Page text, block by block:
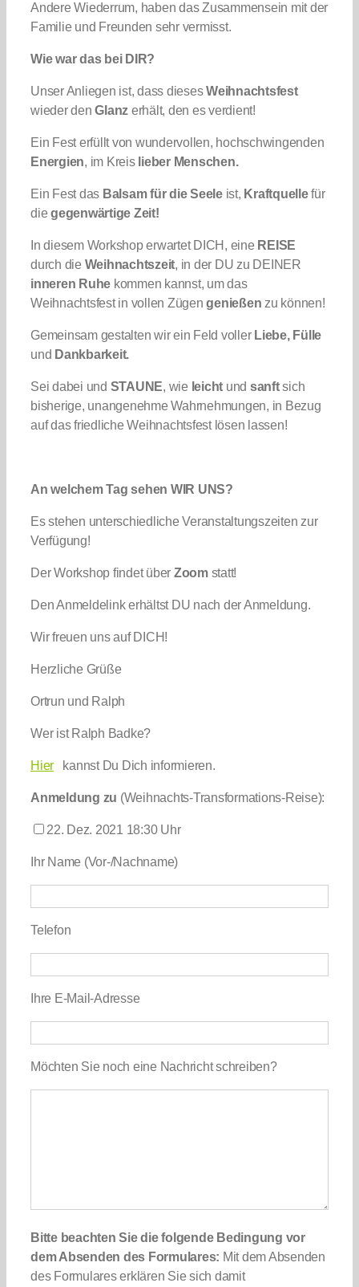
Andere Wiederrum, haben das Zusammensein mit der
Familie und Freunden sehr vermisst.
Wie war das bei DIR?
Unser Anliegen ist, dass diesesWeihnachtsfest
wieder denGlanz erhält, den es verdient!
Ein Fest erfüllt von wundervollen, hochschwingenden
Energien, im Kreis lieber Menschen.
Ein Fest das Balsam für die Seeleist, Kraftquellefür
die gegenwärtige Zeit!
In diesem Workshop erwartet DICH, eine REISE
durch die Weihnachtszeit, in der DU zu DEINER
inneren Ruhe kommen kannst, um das
Weihnachtsfest in vollen Zügengenießen zu können!
Gemeinsam gestalten wir ein Feld voller Liebe, Fülle
und Dankbarkeit.
Sei dabei und STAUNE, wie leicht und sanftsich
bisherige, unangenehme Wahrnehmungen, in Bezug
auf das friedliche Weihnachtsfest lösen lassen!
An welchem Tag sehen WIR UNS?
Es stehen unterschiedliche Veranstaltungszeiten zur
Verfügung!
Der Workshop findet über Zoomstatt!
Den Anmeldelink erhältst DU nach der Anmeldung.
Wir freuen uns auf DICH!
Herzliche Grüße
Ortrun und Ralph
Wer ist Ralph Badke?
Hier kannst Du Dich informieren.
Anmeldung zu (Weihnachts-Transformations-Reise):
22. Dez. 2021 18:30 Uhr
Ihr Name (Vor-/Nachname)
Telefon
Ihre E-Mail-Adresse
Möchten Sie noch eine Nachricht schreiben?
Bitte beachten Sie die folgende Bedingung vor
dem Absenden des Formulares: Mit dem Absenden
des Formulares erklären Sie sich damit